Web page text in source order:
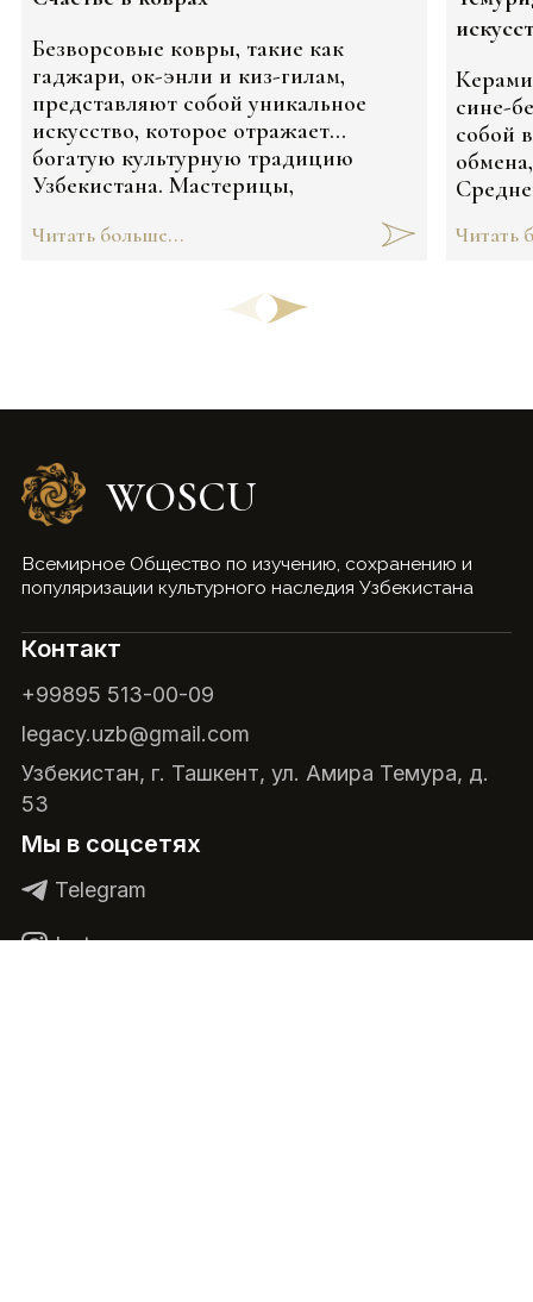
Безворсовые ковры, такие как
гаджари, ок-энли и киз-гилам,
представляют собой уникальное
искусство, которое отражает
богатую культурную традицию
Узбекистана. Мастерицы,
древние техники и символику, что
красивым, но и насыщенным
значением. Каким? Расскажем здесь:
Читать больше...
сине-
собой
Читать
WOSCU
Всемирное Общество по изучению, сохранению и
популяризации культурного наследия Узбекистана
Контакт
+99895 513-00-09
legacy.uzb@gmail.com
Узбекистан, г. Ташкент, ул. Амира Темура, д.
53
Мы в соцсетях
Telegram
Instagram